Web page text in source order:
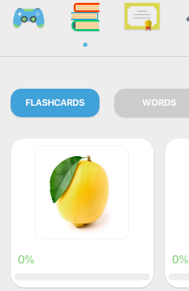
FLASHCARDS WORDS
0% 0%